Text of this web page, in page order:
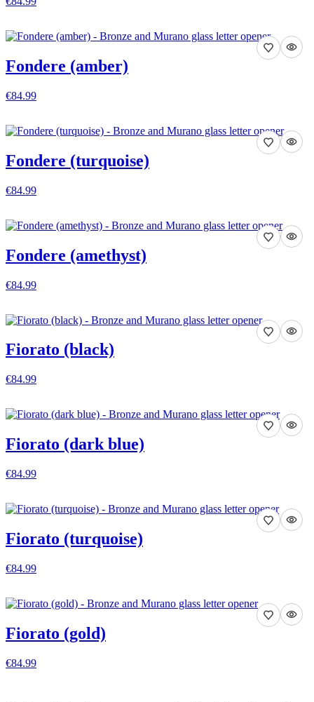
Fondere (amber)
€84.99
Fondere (turquoise)
€84.99
Fondere (amethyst)
€84.99
Fiorato (black)
€84.99
Fiorato (dark blue)
€84.99
Fiorato (turquoise)
€84.99
Fiorato (gold)
€84.99